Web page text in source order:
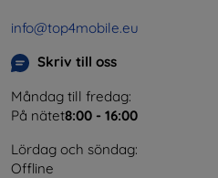
info@top4mobile.eu
Skriv till oss
Måndag till fredag:
På nätet8:00 - 16:00
Lördag och söndag:
Offline